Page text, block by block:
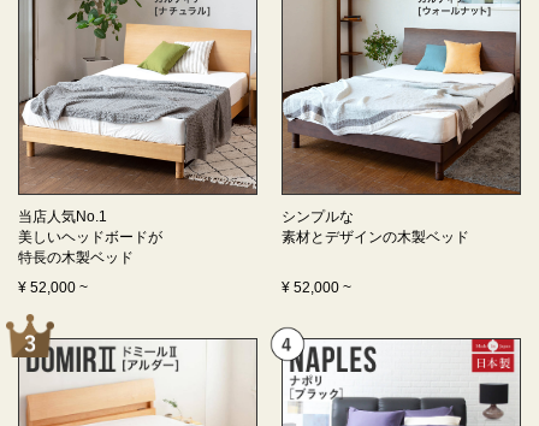
当店人気No.1
美しいヘッドボードが
特長の木製ベッド
¥ 52,000 ~
シンプルな
素材とデザインの木製ベッド
¥ 52,000 ~